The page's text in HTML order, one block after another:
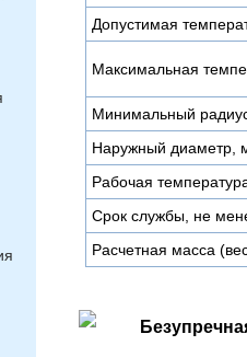
Допустимая
Максимальная
Минимальный
Наружный диаметр,
Рабочая
Срок службы, не
Расчетная масса